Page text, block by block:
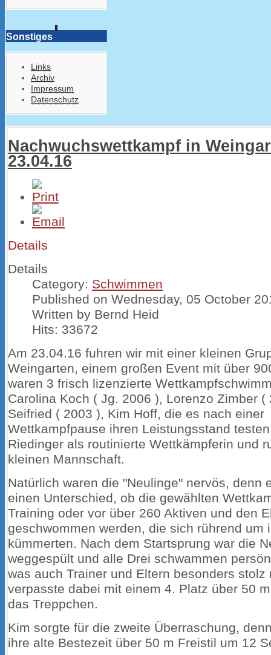
Sonstiges
Links
Archiv
Impressum
Datenschutz
Nachwuchswettkampf in
23.04.16
Details
Details
Category: Schwimmen
Published on Wednesday, 05 October
Written by Bernd Heid
Hits: 33672
Am 23.04.16 fuhren wir mit einer kleinen
Weingarten, einem großen Event mit über
waren 3 frisch lizenzierte
Carolina Koch ( Jg. 2006 ), Lorenzo Zimber (
Seifried ( 2003 ), Kim Hoff, die es nach einer
Wettkampfpause ihren Leistungsstand
Riedinger als routinierte Wettkämpferin und
kleinen Mannschaft.
Natürlich waren die "Neulinge" nervös, denn
einen Unterschied, ob die gewählten
Training oder vor über 260 Aktiven und den
geschwommen werden, die sich rührend um
kümmerten. Nach dem Startsprung war die
weggespült und alle Drei schwammen
was auch Trainer und Eltern besonders stolz
verpasste dabei mit einem 4. Platz über 50
das Treppchen.
Kim sorgte für die zweite Überraschung,
ihre alte Bestezeit über 50 m Freistil um 12